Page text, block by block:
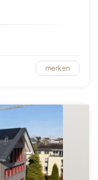
merken